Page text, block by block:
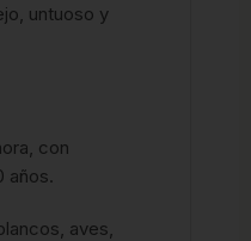
untuoso y
con
años.
aves,